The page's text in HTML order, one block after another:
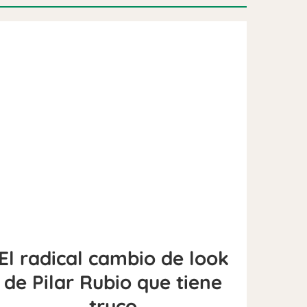
El radical cambio de look
de Pilar Rubio que tiene